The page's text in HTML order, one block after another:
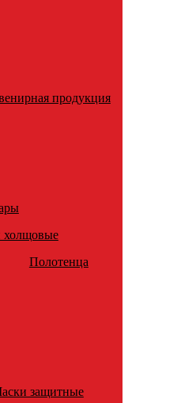
продукция
Полотенца
защитные